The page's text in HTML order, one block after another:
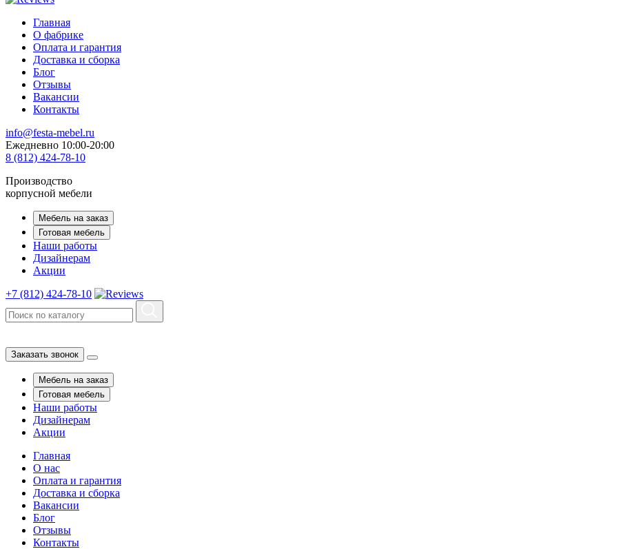
Главная
О фабрике
Оплата и гарантия
Доставка и сборка
Блог
Отзывы
Вакансии
Контакты
info@festa-mebel.ru
Ежедневно 10:00-20:00
8 (812) 424-78-10
Производство
корпусной мебели
Мебель на заказ
Готовая мебель
Наши работы
Дизайнерам
Акции
+7 (812) 424-78-10
Заказать звонок
Мебель на заказ
Готовая мебель
Наши работы
Дизайнерам
Акции
Главная
О нас
Оплата и гарантия
Доставка и сборка
Вакансии
Блог
Отзывы
Контакты